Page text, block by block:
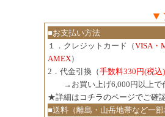
▼
■お支払い方法
１．クレジットカード（VISA・
AMEX）
2．代金引換（手数料330円(税込)
→お買い上げ6,000円以上で
★詳細は コチラのページでご確
■送料（離島・山岳地帯など一